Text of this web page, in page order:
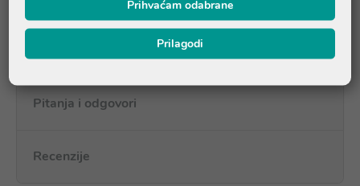
++ & +++ : preporuča se
++++&+++++ : jako preporučljivo
Pitanja i odgovori
Recenzije
Prihvaćam odabrane
Prilagodi